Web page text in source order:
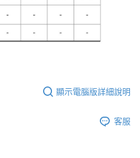
顯示電腦版詳細說明
客服